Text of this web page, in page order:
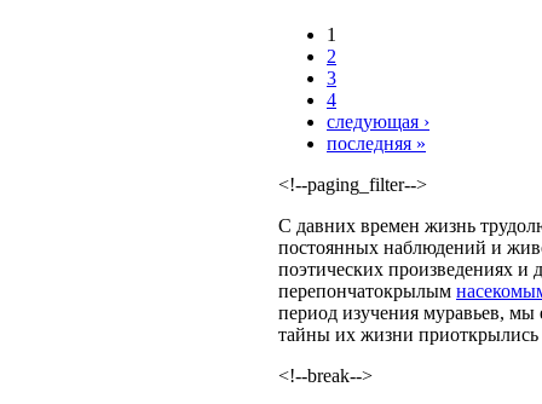
1
2
3
4
следующая ›
последняя »
<!--paging_filter-->
С давних времен жизнь
постоянных наблюдений и
поэтических произведениях и
перепончатокрылым
период изучения муравьев,
тайны их жизни
<!--break-->